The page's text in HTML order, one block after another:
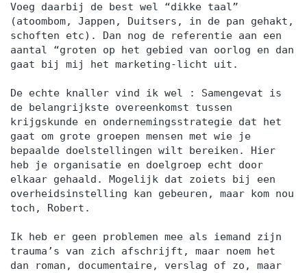
Voeg daarbij de best wel “dikke taal”
(atoombom, Jappen, Duitsers, in de pan gehakt,
schoften etc). Dan nog de referentie aan een
aantal “groten op het gebied van oorlog en dan
gaat bij mij het marketing-licht uit.
De echte knaller vind ik wel : Samengevat is
de belangrijkste overeenkomst tussen
krijgskunde en ondernemingsstrategie dat het
gaat om grote groepen mensen met wie je
bepaalde doelstellingen wilt bereiken. Hier
heb je organisatie en doelgroep echt door
elkaar gehaald. Mogelijk dat zoiets bij een
overheidsinstelling kan gebeuren, maar kom nou
toch, Robert.
Ik heb er geen problemen mee als iemand zijn
trauma’s van zich afschrijft, maar noem het
dan roman, documentaire, verslag of zo, maar